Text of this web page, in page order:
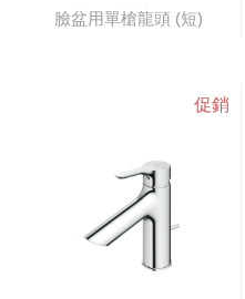
臉盆用單槍龍頭 (短)